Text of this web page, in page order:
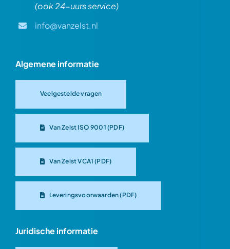
(ook 24-uurs service)
info@vanzelst.nl
Algemene informatie
Veelgestelde vragen
Van Zelst ISO 9001 (PDF)
Van Zelst VCA1 (PDF)
Leveringsvoorwaarden (PDF)
Juridische informatie